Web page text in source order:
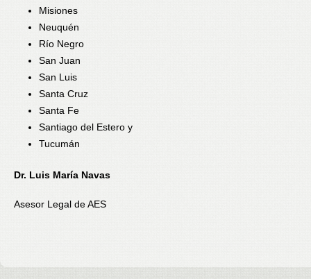
Misiones
Neuquén
Río Negro
San Juan
San Luis
Santa Cruz
Santa Fe
Santiago del Estero y
Tucumán
Dr. Luis María Navas
Asesor Legal de AES